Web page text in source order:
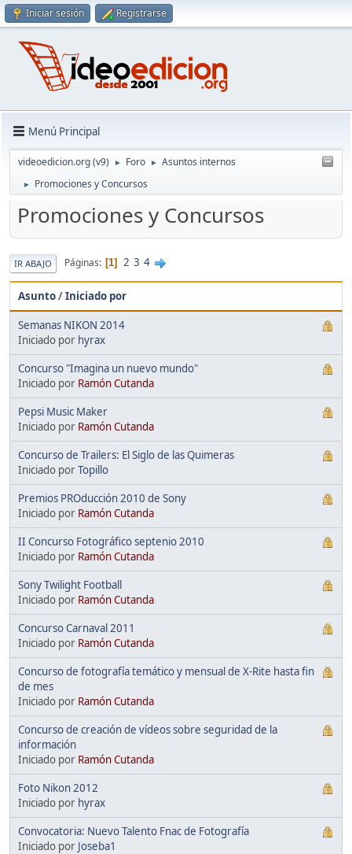
Iniciar sesión Registrarse
Menú Principal
videoedicion.org (v9) ► Foro ► Asuntos internos
► Promociones y Concursos
Promociones y Concursos
IR ABAJO Páginas 1 2 3 4
Asunto/Iniciado por
Semanas NIKON 2014
Iniciado por hyrax
Concurso "Imagina un nuevo mundo"
Iniciado por Ramón Cutanda
Pepsi Music Maker
Iniciado por Ramón Cutanda
Concurso de Trailers: El Siglo de las Quimeras
Iniciado porTopillo
Premios PROducción 2010 de Sony
Iniciado por Ramón Cutanda
II Concurso Fotográfico septenio 2010
Iniciado por Ramón Cutanda
Sony Twilight Football
Iniciado por Ramón Cutanda
Concurso Carnaval 2011
Iniciado por Ramón Cutanda
Concurso de fotografía temático y mensual de X-Rite hasta fin
de mes
Iniciado por Ramón Cutanda
Concurso de creación de vídeos sobre seguridad de la
información
Iniciado por Ramón Cutanda
Foto Nikon 2012
Iniciado por hyrax
Convocatoria: Nuevo Talento Fnac de Fotografía
Iniciado por Joseba1